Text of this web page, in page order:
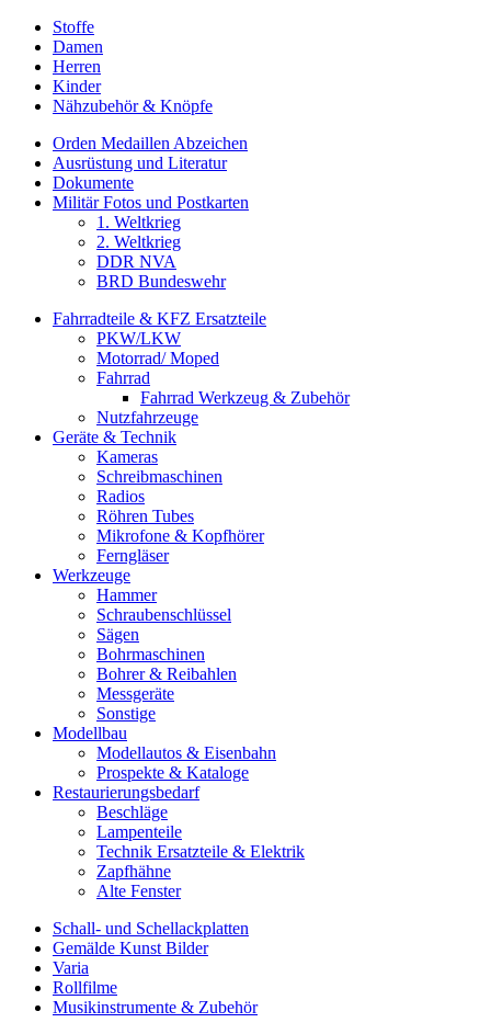
Stoffe
Damen
Herren
Kinder
Nähzubehör & Knöpfe
Orden Medaillen Abzeichen
Ausrüstung und Literatur
Dokumente
Militär Fotos und Postkarten
1. Weltkrieg
2. Weltkrieg
DDR NVA
BRD Bundeswehr
Fahrradteile & KFZ Ersatzteile
PKW/LKW
Motorrad/ Moped
Fahrrad
Fahrrad Werkzeug & Zubehör
Nutzfahrzeuge
Geräte & Technik
Kameras
Schreibmaschinen
Radios
Röhren Tubes
Mikrofone & Kopfhörer
Ferngläser
Werkzeuge
Hammer
Schraubenschlüssel
Sägen
Bohrmaschinen
Bohrer & Reibahlen
Messgeräte
Sonstige
Modellbau
Modellautos & Eisenbahn
Prospekte & Kataloge
Restaurierungsbedarf
Beschläge
Lampenteile
Technik Ersatzteile & Elektrik
Zapfhähne
Alte Fenster
Schall- und Schellackplatten
Gemälde Kunst Bilder
Varia
Rollfilme
Musikinstrumente & Zubehör